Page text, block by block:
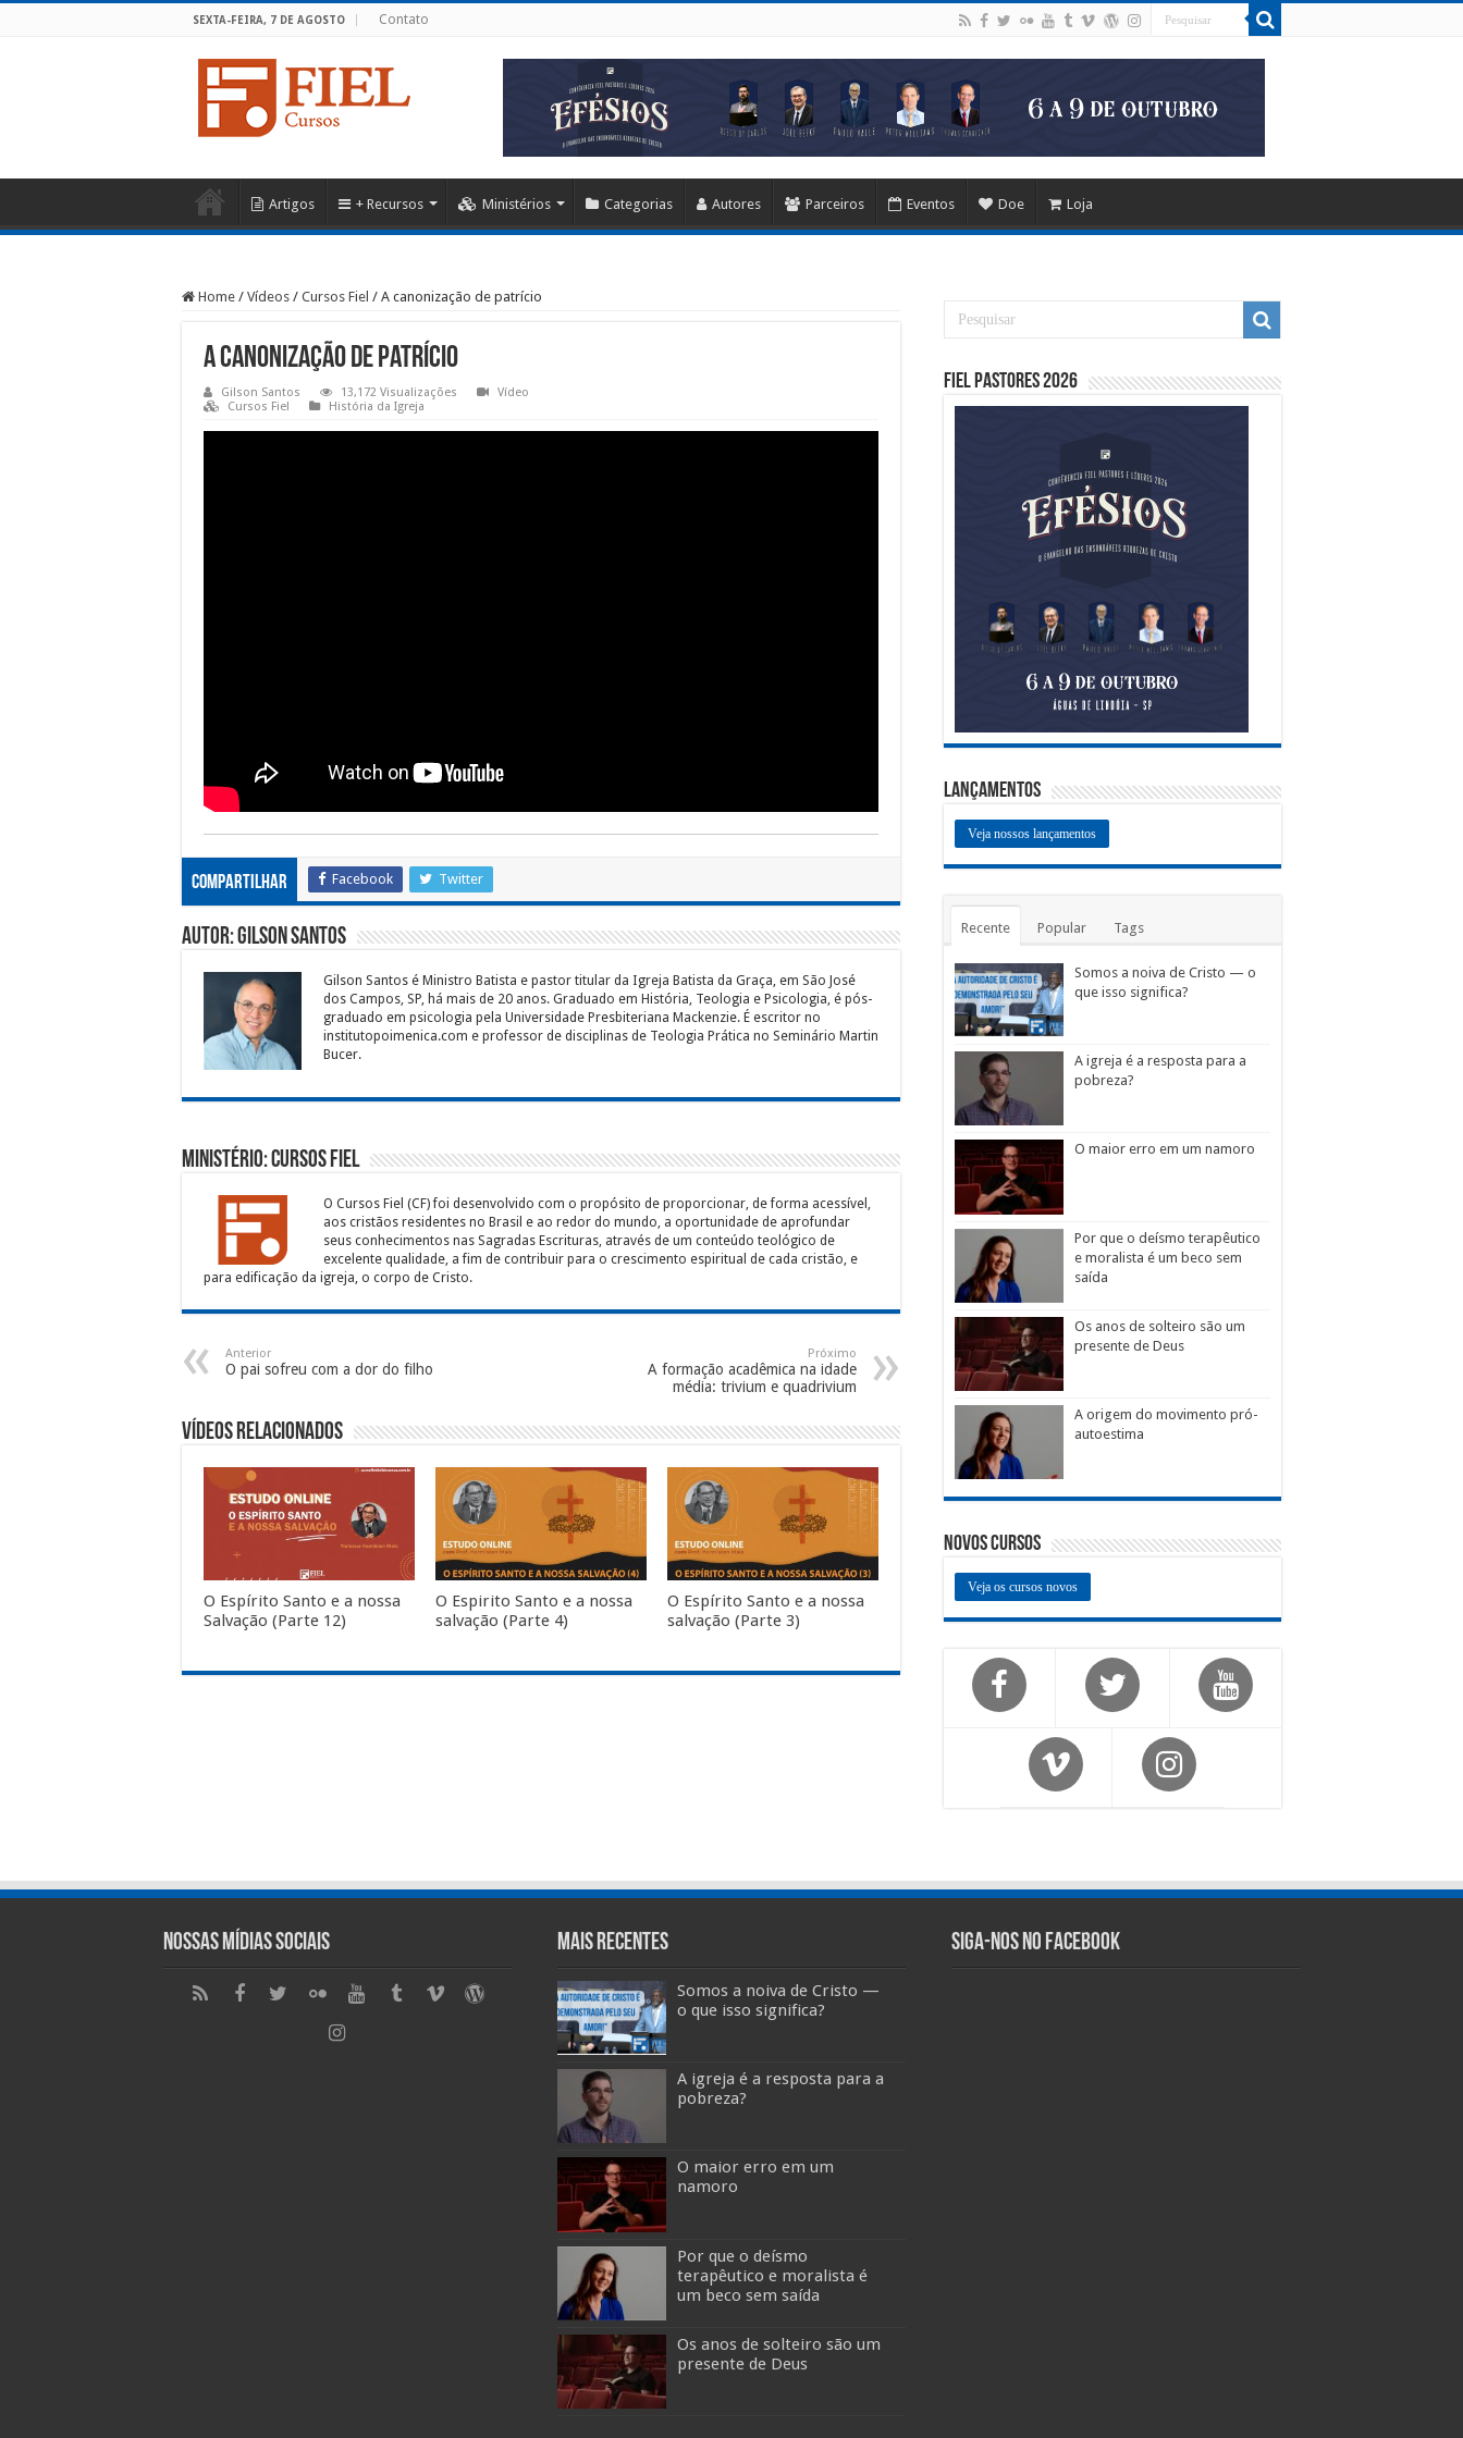
SEXTA-FEIRA, 7 DE AGOSTO Contato
Artigos + Recursos Ministérios Categorias Autores Parceiros Eventos Doe Loja
Home / Vídeos / Cursos Fiel / A canonização de patrício
A canonização de patrício
Gilson Santos 13,172 Visualizações
Vídeo
Cursos Fiel
História da Igreja
Compartilhar Facebook Twitter
Autor: Gilson Santos
Gilson Santos é Ministro Batista e pastor titular da Igreja Batista da Graça, em São José
dos Campos, SP, há mais de 20 anos. Graduado em História, Teologia e Psicologia, é pós-
graduado em psicologia pela Universidade Presbiteriana Mackenzie. É escritor no
institutopoimenica.com e professor de disciplinas de Teologia Prática no Seminário Martin
Bucer.
Ministério: Cursos Fiel
O Cursos Fiel (CF) foi desenvolvido com o propósito de proporcionar, de forma acessível,
aos cristãos residentes no Brasil e ao redor do mundo, a oportunidade de aprofundar
seus conhecimentos nas Sagradas Escrituras, através de um conteúdo teológico de
excelente qualidade, a fim de contribuir para o crescimento espiritual de cada cristão, e
para edificação da igreja, o corpo de Cristo.
Anterior
O pai sofreu com a dor do filho
Próximo
A formação acadêmica na idade
média: trivium e quadrivium
Vídeos Relacionados
O Espírito Santo e a nossa
Salvação (Parte 12)
O Espirito Santo e a nossa
salvação (Parte 4)
O Espírito Santo e a nossa
salvação (Parte 3)
Fiel Pastores 2026
Lançamentos
Veja nossos lançamentos
Recente Popular Tags
Somos a noiva de Cristo — o
que isso significa?
A igreja é a resposta para a
pobreza?
O maior erro em um namoro
Por que o deísmo terapêutico
e moralista é um beco sem
saída
Os anos de solteiro são um
presente de Deus
A origem do movimento pró-
autoestima
Novos Cursos
Veja os cursos novos
Nossas Mídias Sociais Mais Recentes
Somos a noiva de Cristo —
o que isso significa?
A igreja é a resposta para a
pobreza?
O maior erro em um
namoro
Por que o deísmo
terapêutico e moralista é
um beco sem saída
Os anos de solteiro são um
presente de Deus
Siga-nos no Facebook